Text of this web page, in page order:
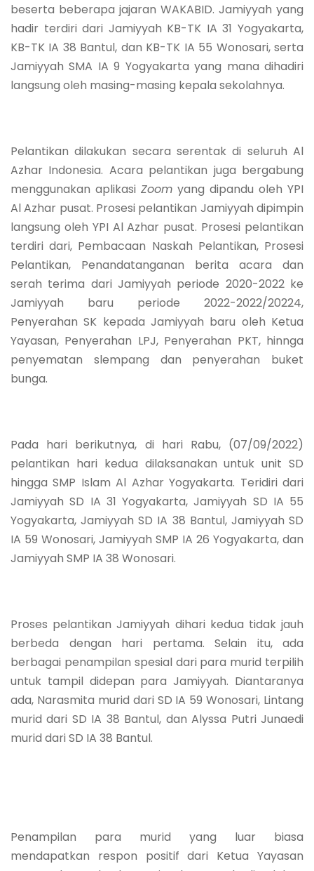
beserta beberapa jajaran WAKABID. Jamiyyah yang
hadir terdiri dari Jamiyyah KB-TK IA 31 Yogyakarta,
KB-TK IA 38 Bantul, dan KB-TK IA 55 Wonosari, serta
Jamiyyah SMA IA 9 Yogyakarta yang mana dihadiri
langsung oleh masing-masing kepala sekolahnya.
Pelantikan dilakukan secara serentak di seluruh Al
Azhar Indonesia. Acara pelantikan juga bergabung
menggunakan aplikasi Zoom yang dipandu oleh YPI
Al Azhar pusat. Prosesi pelantikan Jamiyyah dipimpin
langsung oleh YPI Al Azhar pusat. Prosesi pelantikan
terdiri dari, Pembacaan Naskah Pelantikan, Prosesi
Pelantikan, Penandatanganan berita acara dan
serah terima dari Jamiyyah periode 2020-2022 ke
Jamiyyah baru periode 2022-2022/20224,
Penyerahan SK kepada Jamiyyah baru oleh Ketua
Yayasan, Penyerahan LPJ, Penyerahan PKT, hinnga
penyematan slempang dan penyerahan buket
bunga.
Pada hari berikutnya, di hari Rabu, (07/09/2022)
pelantikan hari kedua dilaksanakan untuk unit SD
hingga SMP Islam Al Azhar Yogyakarta. Teridiri dari
Jamiyyah SD IA 31 Yogyakarta, Jamiyyah SD IA 55
Yogyakarta, Jamiyyah SD IA 38 Bantul, Jamiyyah SD
IA 59 Wonosari, Jamiyyah SMP IA 26 Yogyakarta, dan
Jamiyyah SMP IA 38 Wonosari.
Proses pelantikan Jamiyyah dihari kedua tidak jauh
berbeda dengan hari pertama. Selain itu, ada
berbagai penampilan spesial dari para murid terpilih
untuk tampil didepan para Jamiyyah. Diantaranya
ada, Narasmita murid dari SD IA 59 Wonosari, Lintang
murid dari SD IA 38 Bantul, dan Alyssa Putri Junaedi
murid dari SD IA 38 Bantul.
Penampilan para murid yang luar biasa
mendapatkan respon positif dari Ketua Yayasan